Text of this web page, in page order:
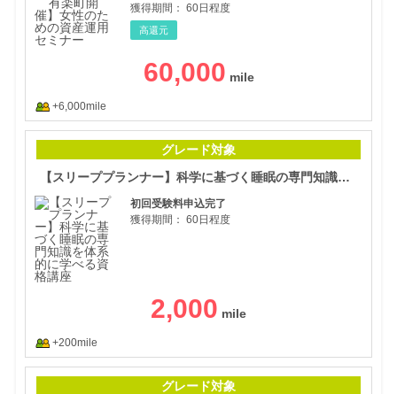
獲得期間： 60日程度
高還元
60,000
+6,000mile
グレード対象
【スリーププランナー】科学に基づく睡眠の専門知識を体系的に学べる資格講座
初回受験料申込完了
獲得期間： 60日程度
2,000
+200mile
グレード対象